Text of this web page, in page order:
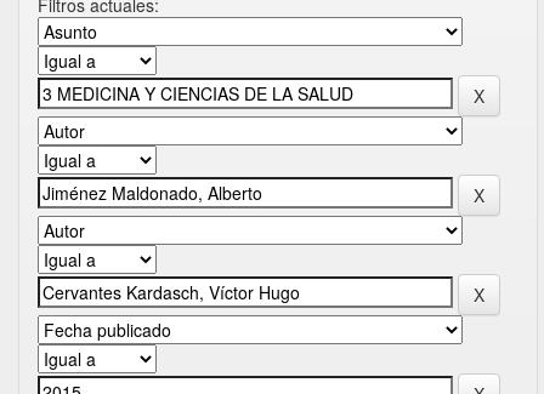
Filtros actuales: